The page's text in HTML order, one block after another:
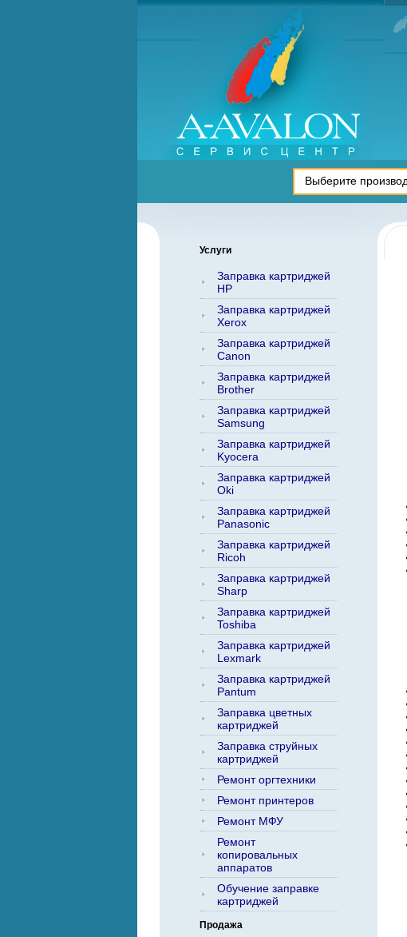
Услуги
Заправка картриджей
HP
Заправка картриджей
Xerox
Заправка картриджей
Canon
Заправка картриджей
Brother
Заправка картриджей
Samsung
Заправка картриджей
Kyocera
Заправка картриджей
Oki
Заправка картриджей
Panasonic
Заправка картриджей
Ricoh
Заправка картриджей
Sharp
Заправка картриджей
Toshiba
Заправка картриджей
Lexmark
Заправка картриджей
Pantum
Заправка цветных
картриджей
Заправка струйных
картриджей
Ремонт оргтехники
Ремонт принтеров
Ремонт МФУ
Ремонт
копировальных
аппаратов
Обучение заправке
картриджей
Продажа